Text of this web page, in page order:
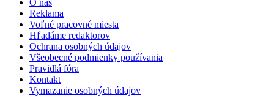
Reklama
Voľné pracovné miesta
Hľadáme redaktorov
Ochrana osobných údajov
Všeobecné podmienky používania
Pravidlá fóra
Kontakt
Vymazanie osobných údajov